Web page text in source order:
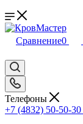
Сравнение0
Телефоны
+7 (4832) 50-50-30